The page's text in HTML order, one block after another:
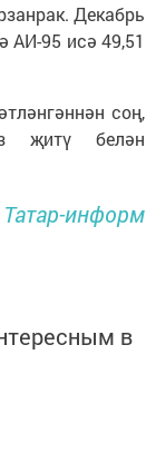
Декабрь
АИ-95 исә 49,51
соң,
җитү белән
Татар-информ
в